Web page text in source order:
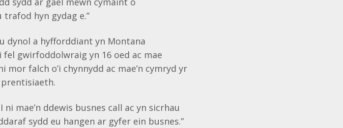
hyn gydag e.”
dynol a hyfforddiant yn Montana
fel gwirfoddolwraig yn 16 oed ac mae
falch o’i chynnydd ac mae’n cymryd yr
mae’n ddewis busnes call ac yn sicrhau
sydd eu hangen ar gyfer ein busnes.”